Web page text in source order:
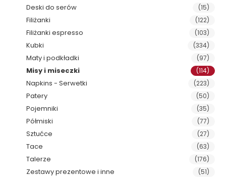
Deski do serów (15)
Filiżanki (122)
Filiżanki espresso (103)
Kubki (334)
Maty i podkładki (97)
Misy i miseczki (114)
Napkins - Serwetki (223)
Patery (50)
Pojemniki (35)
Półmiski (77)
Sztućce (27)
Tace (63)
Talerze (176)
Zestawy prezentowe i inne (51)